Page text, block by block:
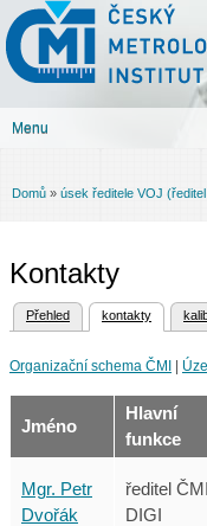
Český
metrologický
institut
Menu
Jste zde
Domů » úsek ředitele VOJ
Kontakty
Hlavní záložky
Přehled kontakty
(aktivní záložka)
Organizační schema ČMI
Jméno
Hlavní
funkce
Mgr. Petr
Dvořák
ředitel ČMI
DIGI